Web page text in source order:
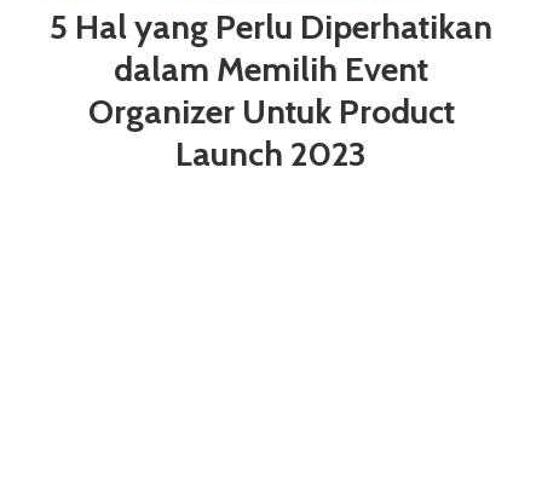
5 Hal yang Perlu Diperhatikan
dalam Memilih Event
Organizer Untuk Product
Launch 2023